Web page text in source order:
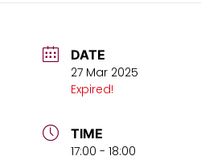
DATE
27 Mar 2025
Expired!
TIME
17:00 - 18:00